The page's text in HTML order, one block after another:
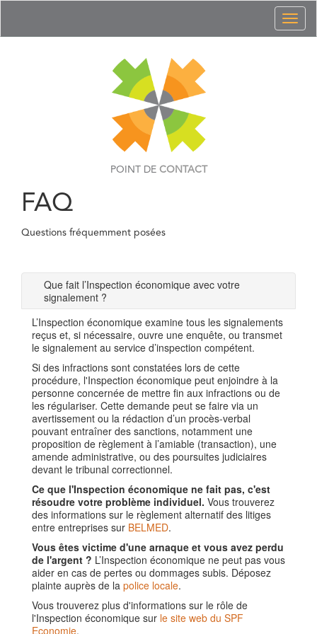
POINT DE CONTACT
FAQ
Questions fréquemment posées
Que fait l’Inspection économique avec votre
signalement ?
L’Inspection économique examine tous les signalements
reçus et, si nécessaire, ouvre une enquête, ou transmet
le signalement au service d’inspection compétent.
Si des infractions sont constatées lors de cette
procédure, l'Inspection économique peut enjoindre à la
personne concernée de mettre fin aux infractions ou de
les régulariser. Cette demande peut se faire via un
avertissement ou la rédaction d’un procès-verbal
pouvant entraîner des sanctions, notamment une
proposition de règlement à l’amiable (transaction), une
amende administrative, ou des poursuites judiciaires
devant le tribunal correctionnel.
Ce que l'Inspection économique ne fait pas, c'est
résoudre votre problème individuel. Vous trouverez
des informations sur le règlement alternatif des litiges
entre entreprises sur BELMED.
Vous êtes victime d'une arnaque et vous avez perdu
de l'argent ? L’Inspection économique ne peut pas vous
aider en cas de pertes ou dommages subis. Déposez
plainte auprès de la police locale.
Vous trouverez plus d'informations sur le rôle de
l'Inspection économique sur le site web du SPF
Economie.